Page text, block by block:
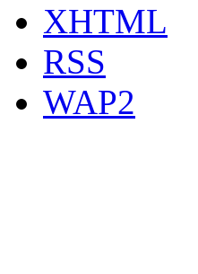
XHTML
RSS
WAP2